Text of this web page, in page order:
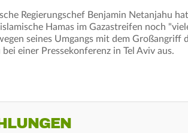
Regierungschef Benjamin Netanjahu
Hamas im Gazastreifen noch
seines Umgangs mit dem Großangriff
bei einer Pressekonferenz in Tel Aviv aus.